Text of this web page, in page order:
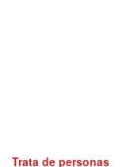
Trata de personas